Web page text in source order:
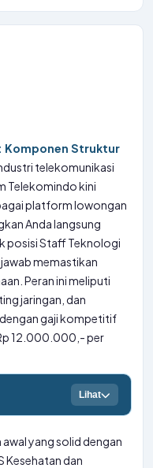
Komponen Struktur
telekomunikasi
Telekomindo kini
platform lowongan
Anda langsung
posisi Staff Teknologi
memastikan
Peran ini meliputi
jaringan, dan
gaji kompetitif
12.000.000,- per
Lihat
awal yang solid dengan
Kesehatan dan